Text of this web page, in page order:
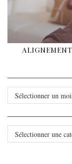
ARCHIVES
CATÉGORIES